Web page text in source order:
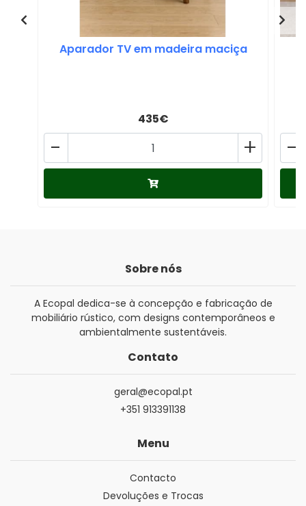
Aparador TV em madeira maciça
435€
+
- -
Sobre nós
A Ecopal dedica-se à concepção e fabricação de
mobiliário rústico, com designs contemporâneos e
ambientalmente sustentáveis.
Contato
geral@ecopal.pt
+351 913391138
Menu
Contacto
Devoluções e Trocas